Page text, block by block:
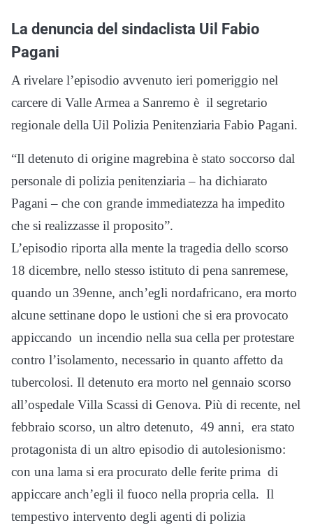
La denuncia del sindaclista Uil Fabio
Pagani
A rivelare l’episodio avvenuto ieri pomeriggio nel
carcere di Valle Armea a Sanremo è il segretario
regionale della Uil Polizia Penitenziaria Fabio Pagani.
“Il detenuto di origine magrebina è stato soccorso dal
personale di polizia penitenziaria – ha dichiarato
Pagani – che con grande immediatezza ha impedito
che si realizzasse il proposito”.
L’episodio riporta alla mente la tragedia dello scorso
18 dicembre, nello stesso istituto di pena sanremese,
quando un 39enne, anch’egli nordafricano, era morto
alcune settinane dopo le ustioni che si era provocato
appiccando un incendio nella sua cella per protestare
contro l’isolamento, necessario in quanto affetto da
tubercolosi. Il detenuto era morto nel gennaio scorso
all’ospedale Villa Scassi di Genova. Più di recente, nel
febbraio scorso, un altro detenuto, 49 anni, era stato
protagonista di un altro episodio di autolesionismo:
con una lama si era procurato delle ferite prima di
appiccare anch’egli il fuoco nella propria cella. Il
tempestivo intervento degli agenti di polizia